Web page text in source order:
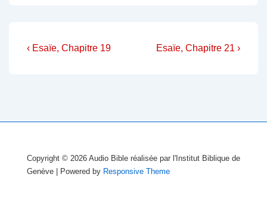
Navigation
Previous
‹ Esaïe, Chapitre 19
Next
Esaïe, Chapitre 21 ›
Copyright © 2026 Audio Bible réalisée par l'Institut Biblique de
Genève
| Powered by Responsive Theme